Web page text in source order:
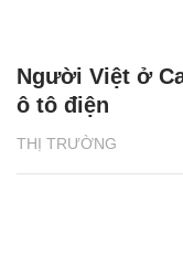
THỊ TRƯỜNG
Người Việt ở
ô tô điện